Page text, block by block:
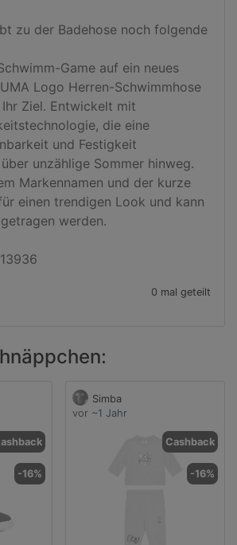
zu der Badehose noch folgende
Game auf ein neues
Logo Herren-Schwimmhose
Ziel. Entwickelt mit
die eine
und Festigkeit
unzählige Sommer hinweg.
Markennamen und der kurze
einen trendigen Look und kann
werden.
0 mal geteilt
-16%
Simba
vor ~1 Jahr
Cashback
-16%